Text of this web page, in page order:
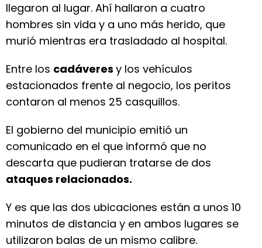
llegaron al lugar. Ahí hallaron a cuatro
hombres sin vida y a uno más herido, que
murió mientras era trasladado al hospital.
Entre los cadáveres y los vehículos
estacionados frente al negocio, los peritos
contaron al menos 25 casquillos.
El gobierno del municipio emitió un
comunicado en el que informó que no
descarta que pudieran tratarse de dos
ataques relacionados.
Y es que las dos ubicaciones están a unos 10
minutos de distancia y en ambos lugares se
utilizaron balas de un mismo calibre.